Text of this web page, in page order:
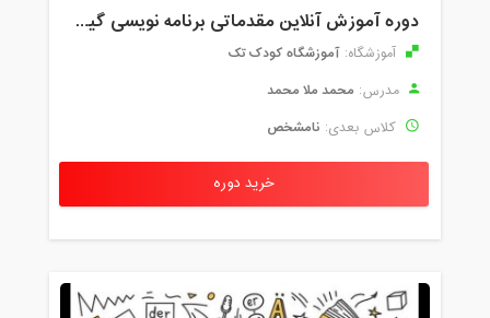
دوره آموزش آنلاین مقدماتی برنامه نویسی گیم میکر کودک و نوجوان (برای نهمین بار) کودک تک
آموزشگاه: آموزشگاه کودک تک
مدرس: محمد ملا محمد
کلاس بعدی: نامشخص
خرید دوره